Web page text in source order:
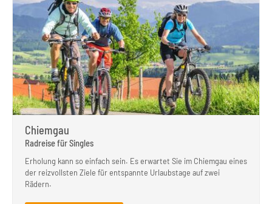
Chiemgau
Radreise für Singles
Erholung kann so einfach sein. Es erwartet Sie im Chiemgau eines
der reizvollsten Ziele für entspannte Urlaubstage auf zwei
Rädern.